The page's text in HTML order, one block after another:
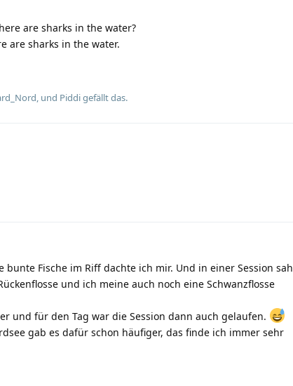
are sharks in the water?
are sharks in the water.
, und Piddigefällt das.
Fische im Riff dachte ich mir. Und in einer Session sah
und ich meine auch noch eine Schwanzflosse
und für den Tag war die Session dann auch gelaufen.
gab es dafür schon häufiger, das finde ich immer sehr